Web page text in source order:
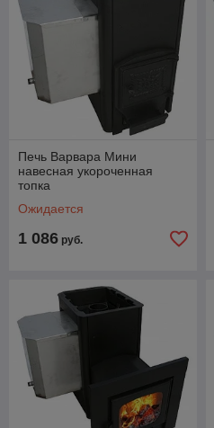
Печь Варвара Мини
навесная укороченная
топка
Ожидается
1 086 руб.